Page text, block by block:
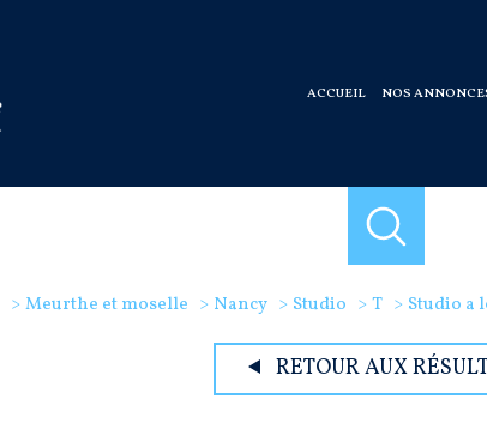
ACCUEIL NOS
ventes immobilier
offres programmes
Meurthe et moselle Nancy Studio T Studio a
RETOUR AUX